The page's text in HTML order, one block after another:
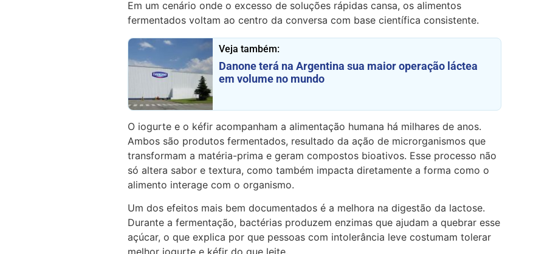
Em um cenário onde o excesso de soluções rápidas cansa, os alimentos
fermentados voltam ao centro da conversa com base científica consistente.
Veja também:
Danone terá na Argentina sua maior operação láctea
em volume no mundo
O iogurte e o kéfir acompanham a alimentação humana há milhares de anos.
Ambos são produtos fermentados, resultado da ação de microrganismos que
transformam a matéria-prima e geram compostos bioativos. Esse processo não
só altera sabor e textura, como também impacta diretamente a forma como o
alimento interage com o organismo.
Um dos efeitos mais bem documentados é a melhora na digestão da lactose.
Durante a fermentação, bactérias produzem enzimas que ajudam a quebrar esse
açúcar, o que explica por que pessoas com intolerância leve costumam tolerar